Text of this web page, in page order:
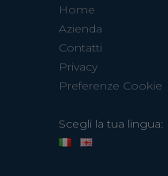
Home
Azienda
Contatti
Privacy
Preferenze Cookie
Scegli la tua lingua: